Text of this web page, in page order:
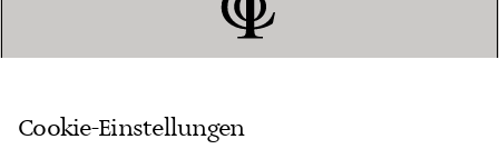
KUNDENSERVICE
Cookie-Einstellungen